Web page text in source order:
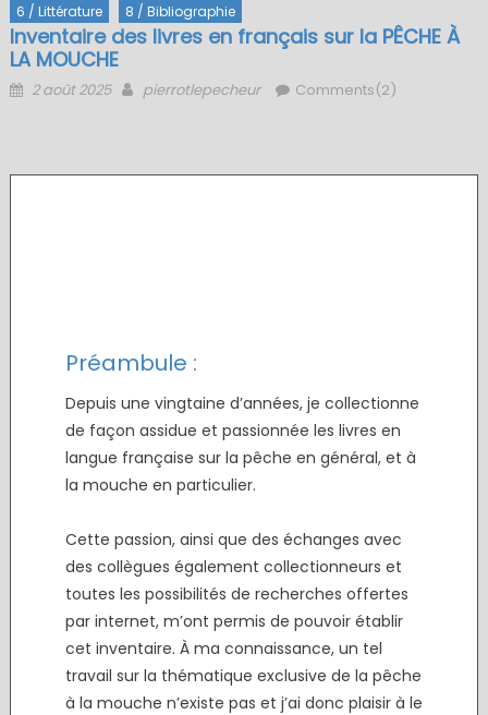
6 / Littérature 8 / Bibliographie
Inventaire des livres en français sur la PÊCHE À
LA MOUCHE
Posted
2 août 2025 Author
pierrotlepecheur Comments(2)
Préambule :
Depuis une vingtaine d’années, je collectionne
de façon assidue et passionnée les livres en
langue française sur la pêche en général, et à
la mouche en particulier.
Cette passion, ainsi que des échanges avec
des collègues également collectionneurs et
toutes les possibilités de recherches offertes
par internet, m’ont permis de pouvoir établir
cet inventaire. À ma connaissance, un tel
travail sur la thématique exclusive de la pêche
à la mouche n’existe pas et j’ai donc plaisir à le